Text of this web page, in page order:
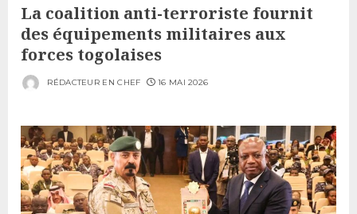
La coalition anti-terroriste fournit
des équipements militaires aux
forces togolaises
RÉDACTEUR EN CHEF 16 MAI 2026